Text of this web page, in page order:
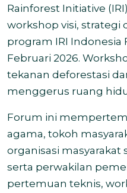
Rainforest Initiative
workshop visi, strategi
program IRI Indonesia
Februari 2026.
tekanan deforestasi
menggerus ruang
Forum ini
agama, tokoh
organisasi masyarakat
serta perwakilan
pertemuan teknis,